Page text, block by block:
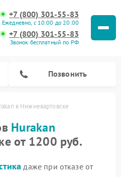
+7 (800) 301-55-83
Ежедневно, с 10:00 до 20:00
+7 (800) 301-55-83
Звонок бесплатный по РФ
Позвонить
в Нижневартовске
Hurakan
от 1200 руб.
даже при отказе от